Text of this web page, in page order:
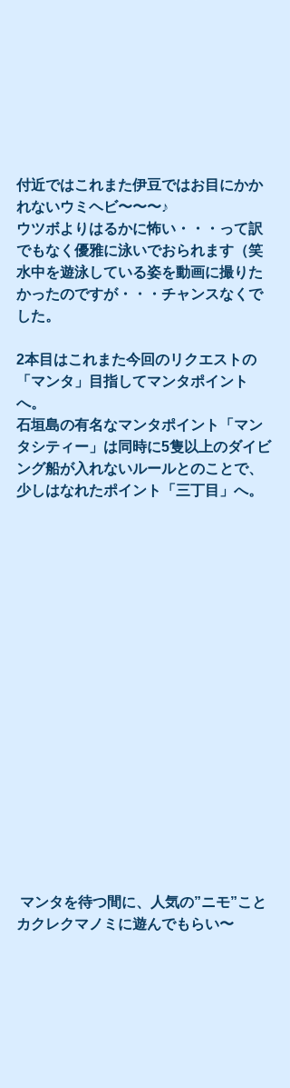
付近ではこれまた伊豆ではお目にかか
れないウミヘビ〜〜〜♪
ウツボよりはるかに怖い・・・って訳
でもなく優雅に泳いでおられます（笑
水中を遊泳している姿を動画に撮りた
かったのですが・・・チャンスなくで
した。
2本目はこれまた今回のリクエストの
「マンタ」目指してマンタポイント
へ。
石垣島の有名なマンタポイント「マン
タシティー」は同時に5隻以上のダイビ
ング船が入れないルールとのことで、
少しはなれたポイント「三丁目」へ。
カクレクマノミに遊んでもらい〜